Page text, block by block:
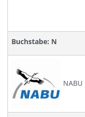
Buchstabe: N